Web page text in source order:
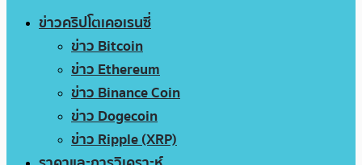
ข่าวคริปโตเคอเรนซี่
ข่าว Bitcoin
ข่าว Ethereum
ข่าว Binance Coin
ข่าว Dogecoin
ข่าว Ripple (XRP)